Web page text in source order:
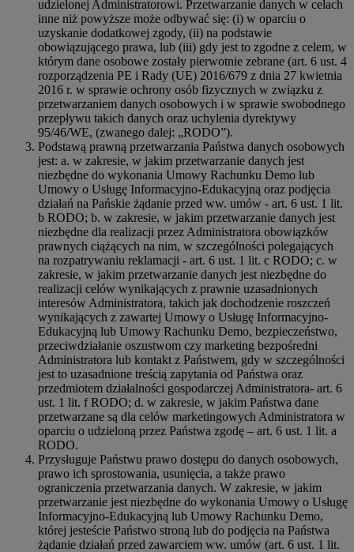
udzielonej Administratorowi. Przetwarzanie danych w celach
inne niż powyższe może odbywać się: (i) w oparciu o
uzyskanie dodatkowej zgody, (ii) na podstawie
obowiązującego prawa, lub (iii) gdy jest to zgodne z celem, w
którym dane osobowe zostały pierwotnie zebrane (art. 6 ust. 4
rozporządzenia PE i Rady (UE) 2016/679 z dnia 27 kwietnia
2016 r. w sprawie ochrony osób fizycznych w związku z
przetwarzaniem danych osobowych i w sprawie swobodnego
przepływu takich danych oraz uchylenia dyrektywy
95/46/WE, (zwanego dalej: „RODO”).
Podstawą prawną przetwarzania Państwa danych osobowych
jest: a. w zakresie, w jakim przetwarzanie danych jest
niezbędne do wykonania Umowy Rachunku Demo lub
Umowy o Usługę Informacyjno-Edukacyjną oraz podjęcia
działań na Pańskie żądanie przed ww. umów - art. 6 ust. 1 lit.
b RODO; b. w zakresie, w jakim przetwarzanie danych jest
niezbędne dla realizacji przez Administratora obowiązków
prawnych ciążących na nim, w szczególności polegających
na rozpatrywaniu reklamacji - art. 6 ust. 1 lit. c RODO; c. w
zakresie, w jakim przetwarzanie danych jest niezbędne do
realizacji celów wynikających z prawnie uzasadnionych
interesów Administratora, takich jak dochodzenie roszczeń
wynikających z zawartej Umowy o Usługę Informacyjno-
Edukacyjną lub Umowy Rachunku Demo, bezpieczeństwo,
przeciwdziałanie oszustwom czy marketing bezpośredni
Administratora lub kontakt z Państwem, gdy w szczególności
jest to uzasadnione treścią zapytania od Państwa oraz
przedmiotem działalności gospodarczej Administratora- art. 6
ust. 1 lit. f RODO; d. w zakresie, w jakim Państwa dane
przetwarzane są dla celów marketingowych Administratora w
oparciu o udzieloną przez Państwa zgodę – art. 6 ust. 1 lit. a
RODO.
Przysługuje Państwu prawo dostępu do danych osobowych,
prawo ich sprostowania, usunięcia, a także prawo
ograniczenia przetwarzania danych. W zakresie, w jakim
przetwarzanie jest niezbędne do wykonania Umowy o Usługę
Informacyjno-Edukacyjną lub Umowy Rachunku Demo,
której jesteście Państwo stroną lub do podjęcia na Państwa
żądanie działań przed zawarciem ww. umów (art. 6 ust. 1 lit.